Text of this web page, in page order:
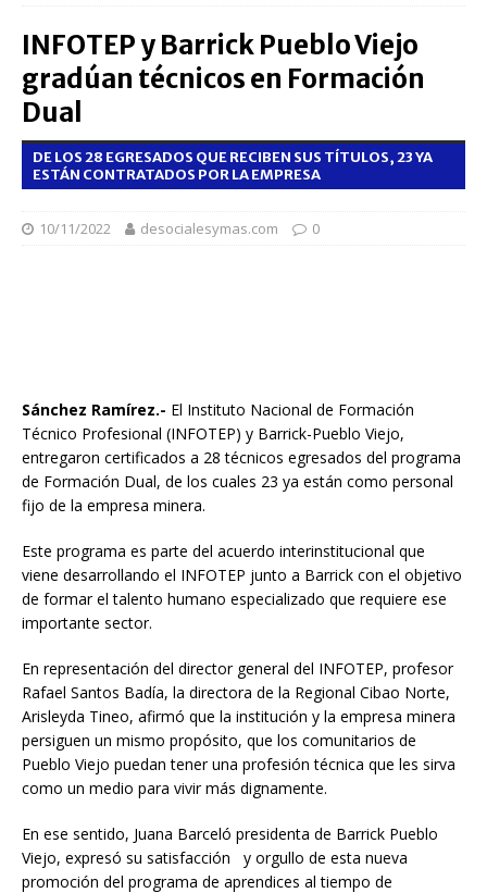
INFOTEP y Barrick Pueblo Viejo
gradúan técnicos en Formación
Dual
DE LOS 28 EGRESADOS QUE RECIBEN SUS TÍTULOS, 23 YA
ESTÁN CONTRATADOS POR LA EMPRESA
10/11/2022 desocialesymas.com 0
Sánchez Ramírez.- El Instituto Nacional de Formación
Técnico Profesional (INFOTEP) y Barrick-Pueblo Viejo,
entregaron certificados a 28 técnicos egresados del programa
de Formación Dual, de los cuales 23 ya están como personal
fijo de la empresa minera.
Este programa es parte del acuerdo interinstitucional que
viene desarrollando el INFOTEP junto a Barrick con el objetivo
de formar el talento humano especializado que requiere ese
importante sector.
En representación del director general del INFOTEP, profesor
Rafael Santos Badía, la directora de la Regional Cibao Norte,
Arisleyda Tineo, afirmó que la institución y la empresa minera
persiguen un mismo propósito, que los comunitarios de
Pueblo Viejo puedan tener una profesión técnica que les sirva
como un medio para vivir más dignamente.
En ese sentido, Juana Barceló presidenta de Barrick Pueblo
Viejo, expresó su satisfacción y orgullo de esta nueva
promoción del programa de aprendices al tiempo de